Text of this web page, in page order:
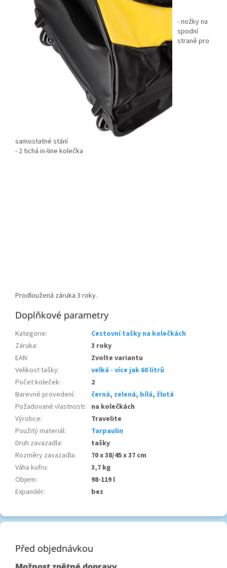
- nožky na
spodní
straně pro
samostatné stání
- 2 tichá in-line kolečka
Prodloužená záruka 3 roky.
Doplňkové parametry
Kategorie:
Cestovní tašky na kolečkách
Záruka:
3 roky
EAN:
Zvolte variantu
Velikost tašky:
velká - více jak 60 litrů
Počet koleček:
2
Barevné provedení: černá, zelená, bílá, žlutá
Požadované vlastnosti: na kolečkách
Výrobce:
Travelite
Použitý materiál:
Tarpaulin
Druh zavazadla:
tašky
Rozměry zavazadla:
70 x 38/45 x 37 cm
Váha kufru:
3,7 kg
Objem:
98-119 l
Expandér: bez
Z
Před objednávkou